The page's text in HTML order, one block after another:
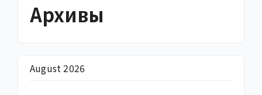
Архивы
August 2026